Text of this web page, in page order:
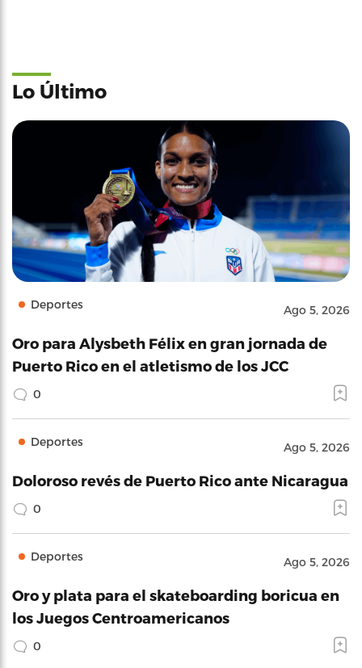
Lo Último
Deportes Ago 5, 2026
Oro para Alysbeth Félix en gran jornada de
Puerto Rico en el atletismo de los JCC
0
Deportes Ago 5, 2026
Doloroso revés de Puerto Rico ante Nicaragua
0
Deportes Ago 5, 2026
Oro y plata para el skateboarding boricua en
los Juegos Centroamericanos
0